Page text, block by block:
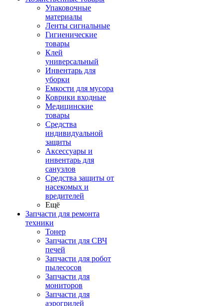
Упаковочные
материалы
Ленты сигнальные
Гигиенические
товары
Клей
универсальный
Инвентарь для
уборки
Емкости для мусора
Коврики входные
Медицинские
товары
Средства
индивидуальной
защиты
Аксессуары и
инвентарь для
санузлов
Средства защиты от
насекомых и
вредителей
Ещё
Запчасти для ремонта
техники
Тонер
Запчасти для СВЧ
печей
Запчасти для робот
пылесосов
Запчасти для
мониторов
Запчасти для
аэрогрилей